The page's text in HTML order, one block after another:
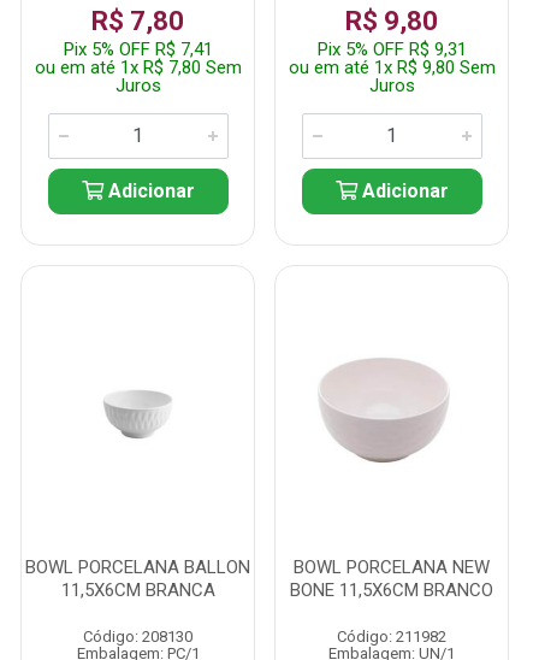
R$ 7,80
Pix 5% OFF R$ 7,41
ou em até 1x R$ 7,80 Sem
Juros
Adicionar
R$ 9,80
Pix 5% OFF R$ 9,31
ou em até 1x R$ 9,80 Sem
Juros
Adicionar
BOWL PORCELANA BALLON
11,5X6CM BRANCA
Código: 208130
Embalagem: PC/1
BOWL PORCELANA NEW
BONE 11,5X6CM BRANCO
Código: 211982
Embalagem: UN/1